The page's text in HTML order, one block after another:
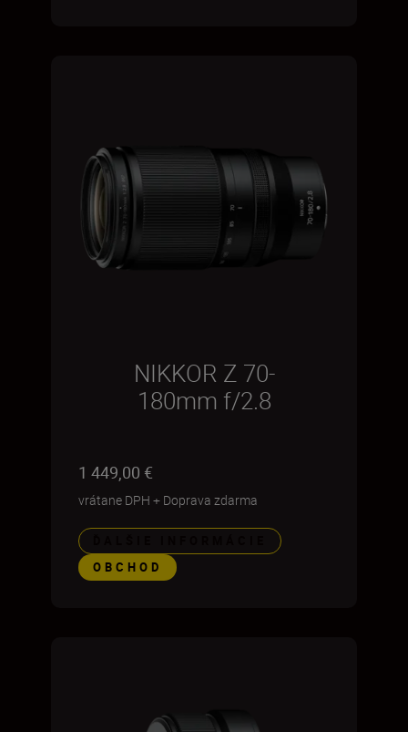
NIKKOR Z 70-
180mm f/2.8
1 449,00 €
vrátane DPH + Doprava zdarma
OBCHOD